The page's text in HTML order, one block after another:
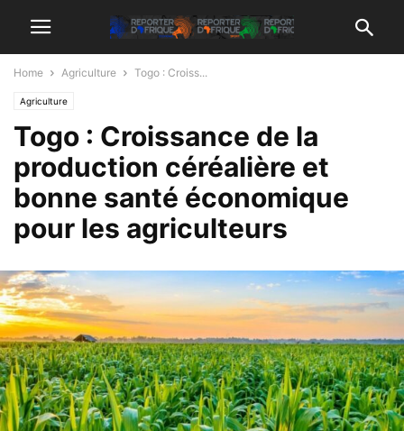
Home Agriculture Togo : Croiss...
Agriculture
Togo : Croissance de la
production céréalière et
bonne santé économique
pour les agriculteurs